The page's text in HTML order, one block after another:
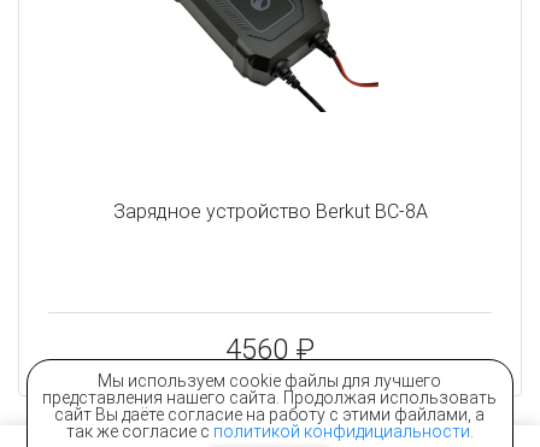
Мы используем cookie файлы для лучшего
представления нашего сайта. Продолжая использовать
сайт Вы даёте согласие на работу с этими файлами, а
так же согласие с политикой конфидициальности
Зарядное устройство Berkut BC-8A
4560 ₽